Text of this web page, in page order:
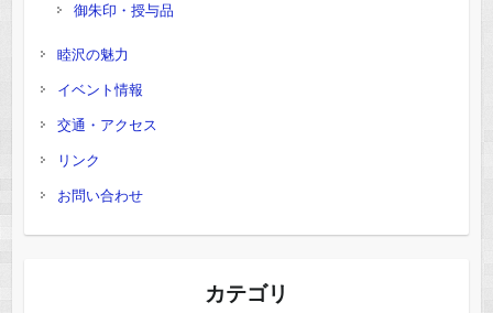
御朱印・授与品
睦沢の魅力
イベント情報
交通・アクセス
リンク
お問い合わせ
カテゴリ